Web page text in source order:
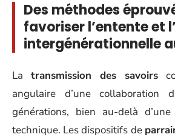
Des méthodes
favoriser l’entente et
intergénérationnelle
La transmission des savoirs
angulaire d’une collaboration
générations, bien au-delà
technique. Les dispositifs de